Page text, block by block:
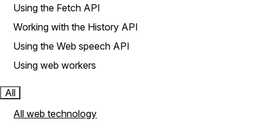
Using the Fetch API
Working with the History API
Using the Web speech API
Using web workers
All
All web technology